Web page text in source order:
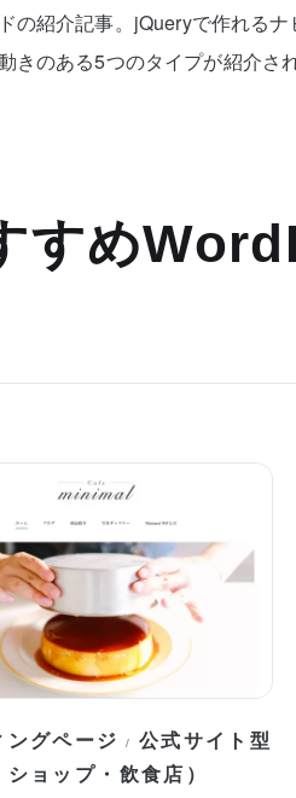
の紹介記事。jQueryで作れる
きのある5つのタイプが紹介さ
すめ
ングページ / 公式サイト型
ショップ・飲食店）